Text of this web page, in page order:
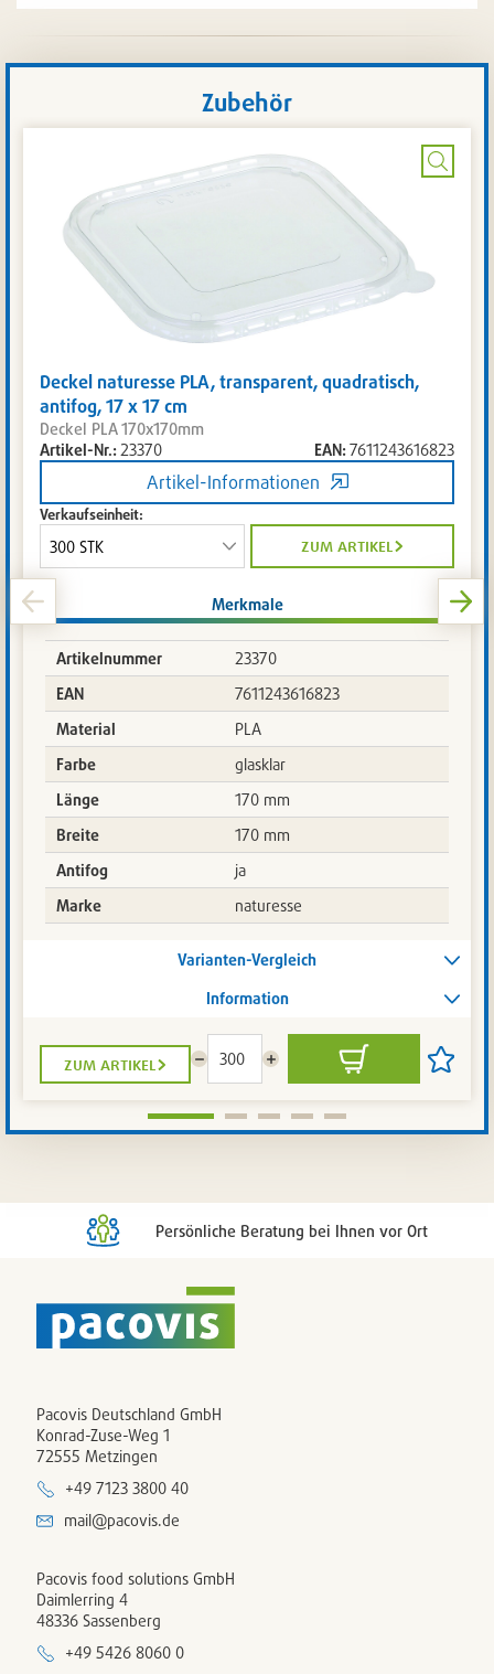
Zubehör
Bild
Deckel naturesse PLA, transparent, quadratisch,
antifog, 17 x 17 cm
Deckel PLA 170x170mm
Artikel-Nr.: 23370 EAN:7611243616823
Artikel-Informationen
Verkaufseinheit:
zum artikel
Merkmale
Artikelnummer
23370
EAN
7611243616823
Material
PLA
Farbe
glasklar
Länge
170 mm
Breite
170 mm
Antifog
ja
Marke
naturesse
Varianten-Vergleich
Information
zum artikel
Menge
reduzieren
Menge
erhöhen
In
den
Artikel
setzen
Persönliche Beratung bei Ihnen vor Ort
Pacovis Deutschland GmbH
Konrad-Zuse-Weg 1
72555 Metzingen
+49 7123 3800 40
mail@pacovis.de
Pacovis food solutions GmbH
Daimlerring 4
48336 Sassenberg
+49 5426 8060 0